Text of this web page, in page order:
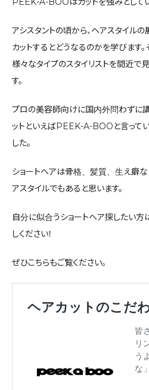
アシスタントの頃から、ヘアスタイル
カットするとどうなるのかを学びます。
様々なタイプのスタイリストを間近で
す。
プロの美容師向けに国内外問わずに
ットといえばPEEK-A-BOOと言って
した。
ショートヘアは骨格、髪質、生え癖
アスタイルでもあると思います。
自分に似合うショートヘア探したい
しください！
ぜひこちらもご覧ください。